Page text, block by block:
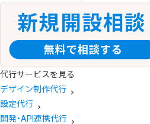
代行サービスを見る
デザイン制作代行
設定代行
開発・API連携代行